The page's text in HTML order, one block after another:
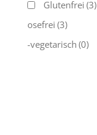
Glutenfrei (3)
Laktosefrei (3)
Ovo-vegetarisch (0)